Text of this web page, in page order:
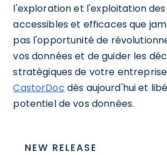
l'exploration et l'exploitation
accessibles et efficaces que
pas l'opportunité de
vos données et de guider les
stratégiques de votre
CastorDoc dès aujourd'hui et
potentiel de vos données.
NEW RELEASE